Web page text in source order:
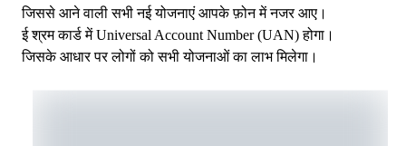
जिससे आने वाली सभी नई योजनाएं आपके फ़ोन में नजर आए।
ई श्रम कार्ड में Universal Account Number (UAN) होगा।
जिसके आधार पर लोगों को सभी योजनाओं का लाभ मिलेगा।